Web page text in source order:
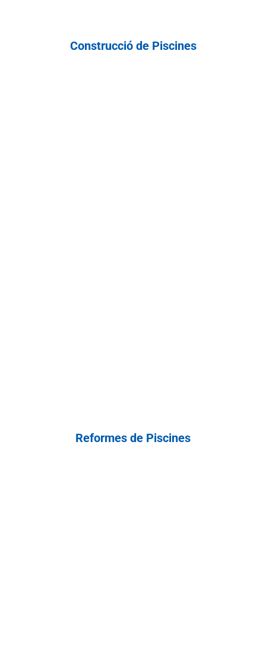
Construcció de Piscines
Reformes de Piscines